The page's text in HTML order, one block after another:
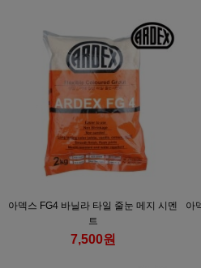
아덱스 FG4 바닐라 타일 줄눈 메지 시멘
트
7,500원
아